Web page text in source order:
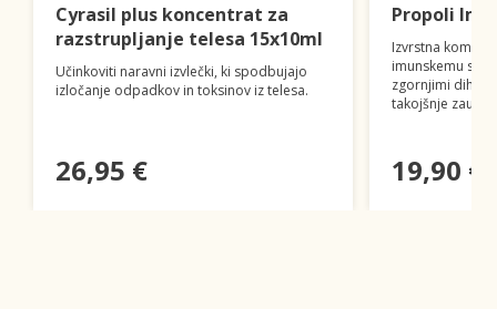
Cyrasil plus koncentrat za
razstrupljanje telesa 15x10ml
Učinkoviti naravni izvlečki, ki spodbujajo
izločanje odpadkov in toksinov iz telesa.
26,95 €
Propoli
Izvrstna
imunskemu
zgornjimi dihali
takojšnje
19,90 €